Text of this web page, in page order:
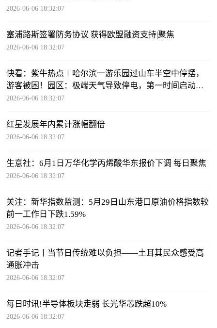
2026-06-06 18:32:07
塞浦路斯签署防务协议 获得欧盟融资支持|聚焦
2026-06-06 18:32:07
快看：紫牛热点∣哈尔滨一游乐园过山车半空中停摆，
游客被困！园区：极端天气导致停电，第一时间启动应
急预案
2026-06-06 18:32:07
红星发展年内累计涨幅翻倍
2026-06-06 18:32:07
生意社：6月1日万华化学丙烯酸华东报价下调 每日聚焦
2026-06-06 18:32:07
关注：新华指数监测：5月29日山东港口原油价格指数较
前一工作日下跌1.59%
2026-06-06 18:32:07
记者手记丨当节日传统难以负担——土耳其民众感受高
通胀冲击
2026-06-06 18:32:07
每日时讯!半导体板块走弱 长光华芯跌超10%
2026-06-06 18:32:07